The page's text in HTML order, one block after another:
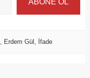
Erdem Gül İfade